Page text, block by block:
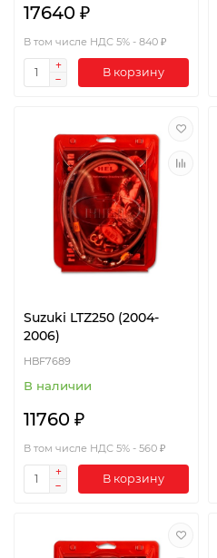
17640 ₽
В том числе НДС 5% - 840 ₽
В корзину
Suzuki LTZ250 (2004-
2006)
HBF7689
В наличии
11760 ₽
В том числе НДС 5% - 560 ₽
В корзину